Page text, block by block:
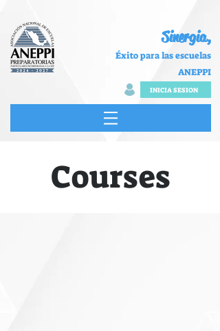
Sinergia,
Éxito para las escuelas
ANEPPI
INICIA SESION
Courses